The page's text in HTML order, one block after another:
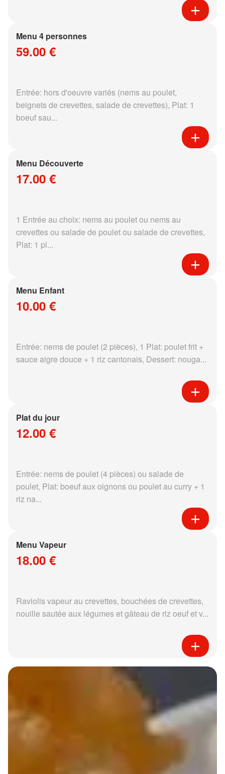
Menu 4 personnes
59.00 €
Entrée: hors d'oeuvre variés (nems au poulet,
beignets de crevettes, salade de crevettes), Plat: 1
boeuf sau...
Menu Découverte
17.00 €
1 Entrée au choix: nems au poulet ou nems au
crevettes ou salade de poulet ou salade de crevettes,
Plat: 1 pl...
Menu Enfant
10.00 €
Entrée: nems de poulet (2 pièces), 1 Plat: poulet frit +
sauce aigre douce + 1 riz cantonais, Dessert: nouga...
Plat du jour
12.00 €
Entrée: nems de poulet (4 pièces) ou salade de
poulet, Plat: boeuf aux oignons ou poulet au curry + 1
riz na...
Menu Vapeur
18.00 €
Raviolis vapeur au crevettes, bouchées de crevettes,
nouille sautée aux légumes et gâteau de riz oeuf et v...